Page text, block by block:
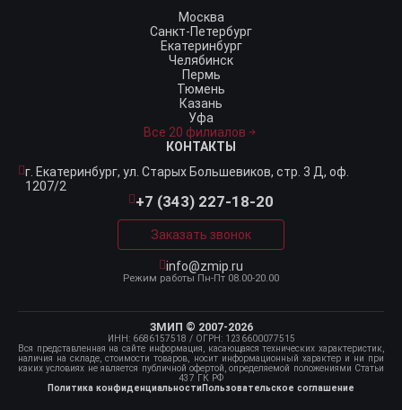
Москва
Санкт-Петербург
Екатеринбург
Челябинск
Пермь
Тюмень
Казань
Уфа
Все 20 филиалов
КОНТАКТЫ
г. Екатеринбург, ул. Старых Большевиков, стр. 3 Д, оф.
1207/2
+7 (343) 227-18-20
Заказать звонок
info@zmip.ru
Режим работы Пн-Пт 08.00-20.00
ЗМИП © 2007-2026
ИНН: 6686157518 / ОГРН: 1236600077515
Вся представленная на сайте информация, касающаяся технических характеристик,
наличия на складе, стоимости товаров, носит информационный характер и ни при
каких условиях не является публичной офертой, определяемой положениями Статьи
437 ГК РФ
Политика конфиденциальности Пользовательское соглашение